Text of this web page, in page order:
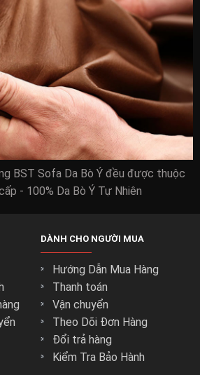
BST Sofa Da Bò Ý đều được thuộc
- 100% Da Bò Ý Tự Nhiên
DÀNH CHO NGƯỜI MUA
Hướng Dẫn Mua Hàng
Thanh toán
Vận chuyển
Theo Dõi Đơn Hàng
Đổi trả hàng
Kiểm Tra Bảo Hành